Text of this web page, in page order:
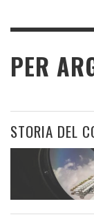
PER
STORIA DEL